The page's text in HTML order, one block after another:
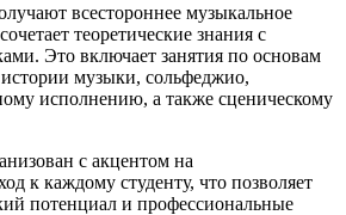
всестороннее музыкальное
теоретические знания с
Это включает занятия по основам
музыки, сольфеджио,
исполнению, а также сценическому
с акцентом на
к каждому студенту, что позволяет
потенциал и профессиональные